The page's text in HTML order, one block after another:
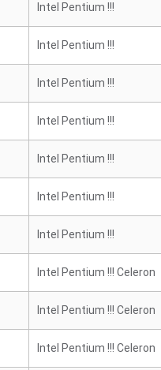
Intel Pentium !!!
Intel Pentium !!!
Intel Pentium !!!
Intel Pentium !!!
Intel Pentium !!!
Intel Pentium !!!
Intel Pentium !!!
Intel Pentium !!! Celeron
Intel Pentium !!! Celeron
Intel Pentium !!! Celeron